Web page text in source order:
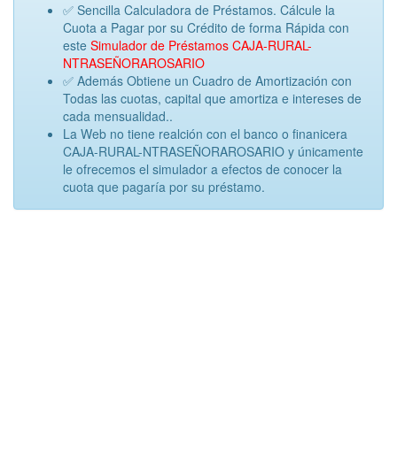
✅ Sencilla Calculadora de Préstamos. Cálcule la
Cuota a Pagar por su Crédito de forma Rápida con
este Simulador de Préstamos CAJA-RURAL-
NTRASEÑORAROSARIO
✅ Además Obtiene un Cuadro de Amortización con
Todas las cuotas, capital que amortiza e intereses de
cada mensualidad..
La Web no tiene realción con el banco o finanicera
CAJA-RURAL-NTRASEÑORAROSARIO y únicamente
le ofrecemos el simulador a efectos de conocer la
cuota que pagaría por su préstamo.